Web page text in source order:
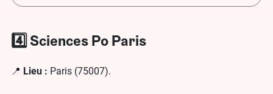
4️⃣ Sciences Po Paris
📍 Lieu : Paris (75007).